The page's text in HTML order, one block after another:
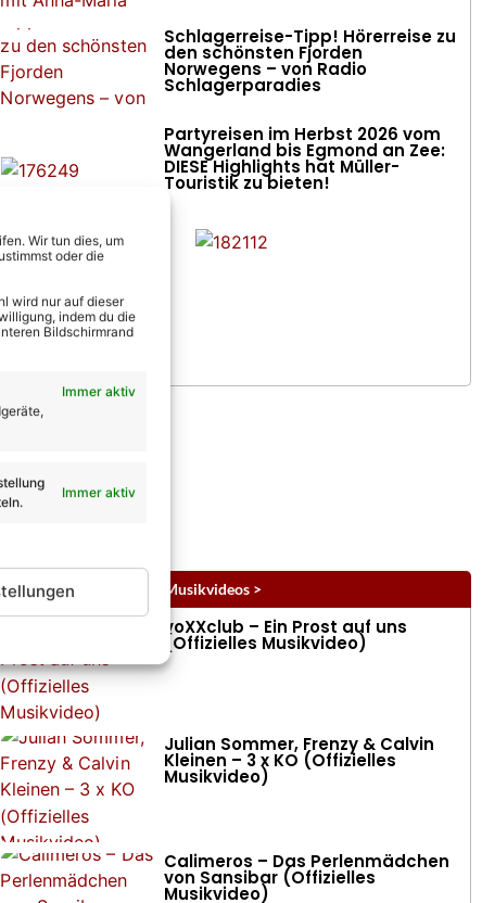
Wir tun dies, um
oder die
wird nur auf dieser
indem du die
Bildschirmrand
Immer aktiv
Immer aktiv
Schlagerreise-Tipp! Hörerreise zu
den schönsten Fjorden
Norwegens – von Radio
Schlagerparadies
Partyreisen im Herbst 2026 vom
Wangerland bis Egmond an Zee:
DIESE Highlights hat Müller-
Touristik zu bieten!
Musikvideos alle Musikvideos >
voXXclub – Ein Prost auf uns
(Offizielles Musikvideo)
Julian Sommer, Frenzy & Calvin
Kleinen – 3 x KO (Offizielles
Musikvideo)
Calimeros – Das Perlenmädchen
von Sansibar (Offizielles
Musikvideo)